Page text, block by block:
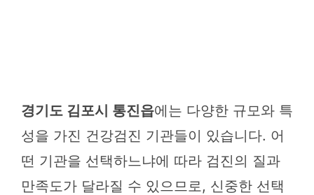
경기도 김포시 통진읍에는 다양한 규모와 특
성을 가진 건강검진 기관들이 있습니다. 어
떤 기관을 선택하느냐에 따라 검진의 질과
만족도가 달라질 수 있으므로, 신중한 선택